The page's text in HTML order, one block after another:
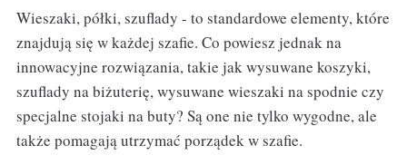
Wieszaki, półki, szuflady - to standardowe elementy, które
znajdują się w każdej szafie. Co powiesz jednak na
innowacyjne rozwiązania, takie jak wysuwane koszyki,
szuflady na biżuterię, wysuwane wieszaki na spodnie czy
specjalne stojaki na buty? Są one nie tylko wygodne, ale
także pomagają utrzymać porządek w szafie.